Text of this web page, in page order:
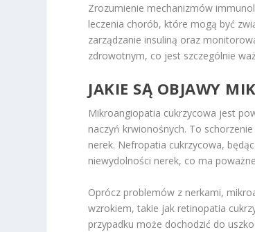
Zrozumienie mechanizmów
leczenia chorób, które mogą być
zarządzanie insuliną oraz
zdrowotnym, co jest szczególnie
JAKIE SĄ OBJAWY
Mikroangiopatia cukrzycowa jest
naczyń krwionośnych. To
nerek. Nefropatia cukrzycowa,
niewydolności nerek, co ma
Oprócz problemów z nerkami,
wzrokiem, takie jak retinopatia
przypadku może dochodzić do